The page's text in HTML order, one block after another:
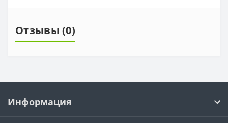
Отзывы (0)
Информация